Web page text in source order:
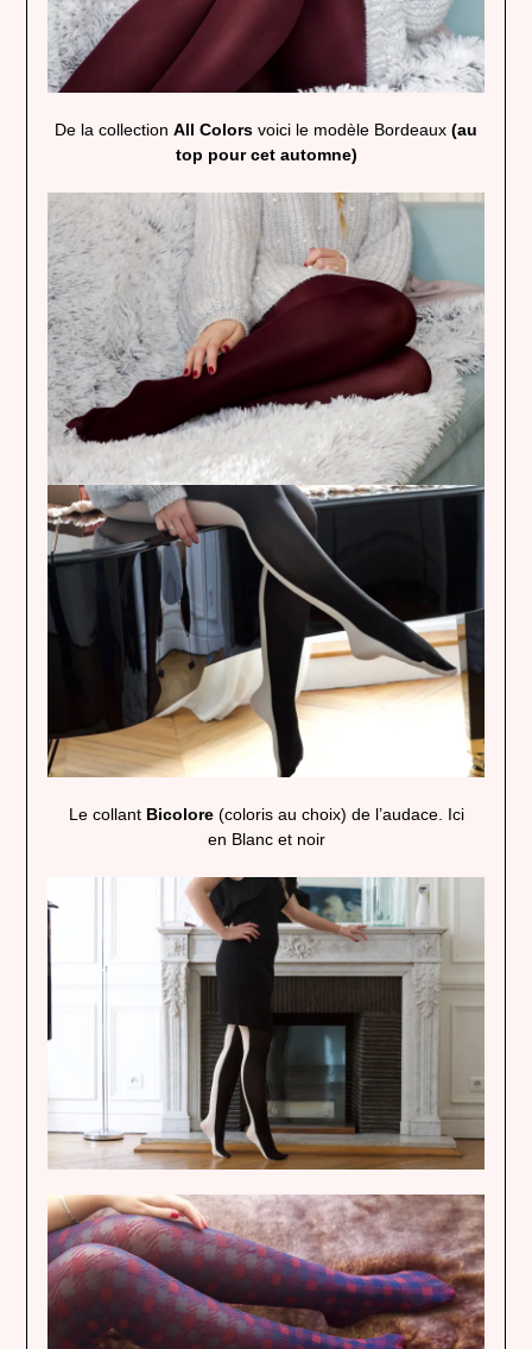
De la collection All Colors voici le modèle Bordeaux (au
top pour cet automne)
Le collant Bicolore(coloris au choix) de l’audace. Ici
en Blanc et noir